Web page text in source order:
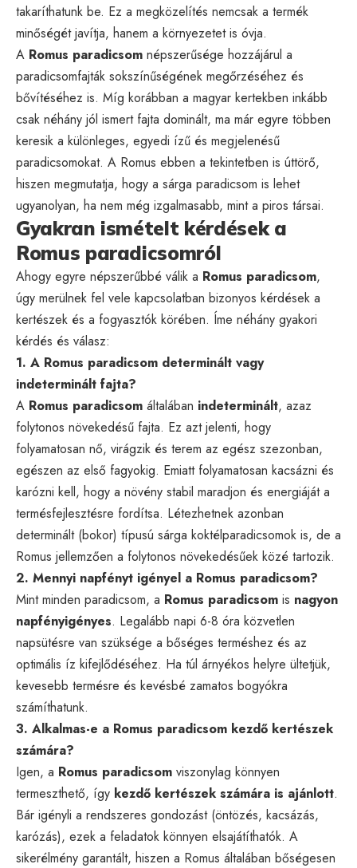
takaríthatunk be. Ez a megközelítés nemcsak a termék
minőségét javítja, hanem a környezetet is óvja.
A Romus paradicsom népszerűsége hozzájárul a
paradicsomfajták sokszínűségének megőrzéséhez és
bővítéséhez is. Míg korábban a magyar kertekben inkább
csak néhány jól ismert fajta dominált, ma már egyre többen
keresik a különleges, egyedi ízű és megjelenésű
paradicsomokat. A Romus ebben a tekintetben is úttörő,
hiszen megmutatja, hogy a sárga paradicsom is lehet
ugyanolyan, ha nem még izgalmasabb, mint a piros társai.
Gyakran ismételt kérdések a
Romus paradicsomról
Ahogy egyre népszerűbbé válik a Romus paradicsom,
úgy merülnek fel vele kapcsolatban bizonyos kérdések a
kertészek és a fogyasztók körében. Íme néhány gyakori
kérdés és válasz:
1. A Romus paradicsom determinált vagy
indeterminált fajta?
A Romus paradicsom általában indeterminált, azaz
folytonos növekedésű fajta. Ez azt jelenti, hogy
folyamatosan nő, virágzik és terem az egész szezonban,
egészen az első fagyokig. Emiatt folyamatosan kacsázni és
karózni kell, hogy a növény stabil maradjon és energiáját a
termésfejlesztésre fordítsa. Létezhetnek azonban
determinált (bokor) típusú sárga koktélparadicsomok is, de a
Romus jellemzően a folytonos növekedésűek közé tartozik.
2. Mennyi napfényt igényel a Romus paradicsom?
Mint minden paradicsom, a Romus paradicsom is nagyon
napfényigényes. Legalább napi 6-8 óra közvetlen
napsütésre van szüksége a bőséges terméshez és az
optimális íz kifejlődéséhez. Ha túl árnyékos helyre ültetjük,
kevesebb termésre és kevésbé zamatos bogyókra
számíthatunk.
3. Alkalmas-e a Romus paradicsom kezdő kertészek
számára?
Igen, a Romus paradicsom viszonylag könnyen
termeszthető, így kezdő kertészek számára is ajánlott.
Bár igényli a rendszeres gondozást (öntözés, kacsázás,
karózás), ezek a feladatok könnyen elsajátíthatók. A
sikerélmény garantált, hiszen a Romus általában bőségesen